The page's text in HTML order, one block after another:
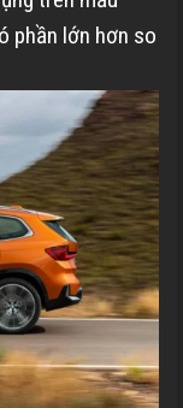
phần lớn hơn so